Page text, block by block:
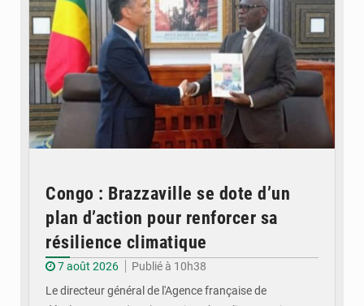
Congo : Brazzaville se dote d’un
plan d’action pour renforcer sa
résilience climatique
7 août 2026
Publié à 10h38
Le directeur général de l'Agence française de